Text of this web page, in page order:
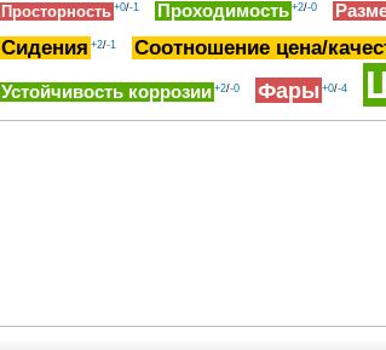
Просторность +0/-1 Проходимость +2/-0
Сидения +2/-1 Соотношение цена/
Устойчивость коррозии +2/-0 Фары +0/-4